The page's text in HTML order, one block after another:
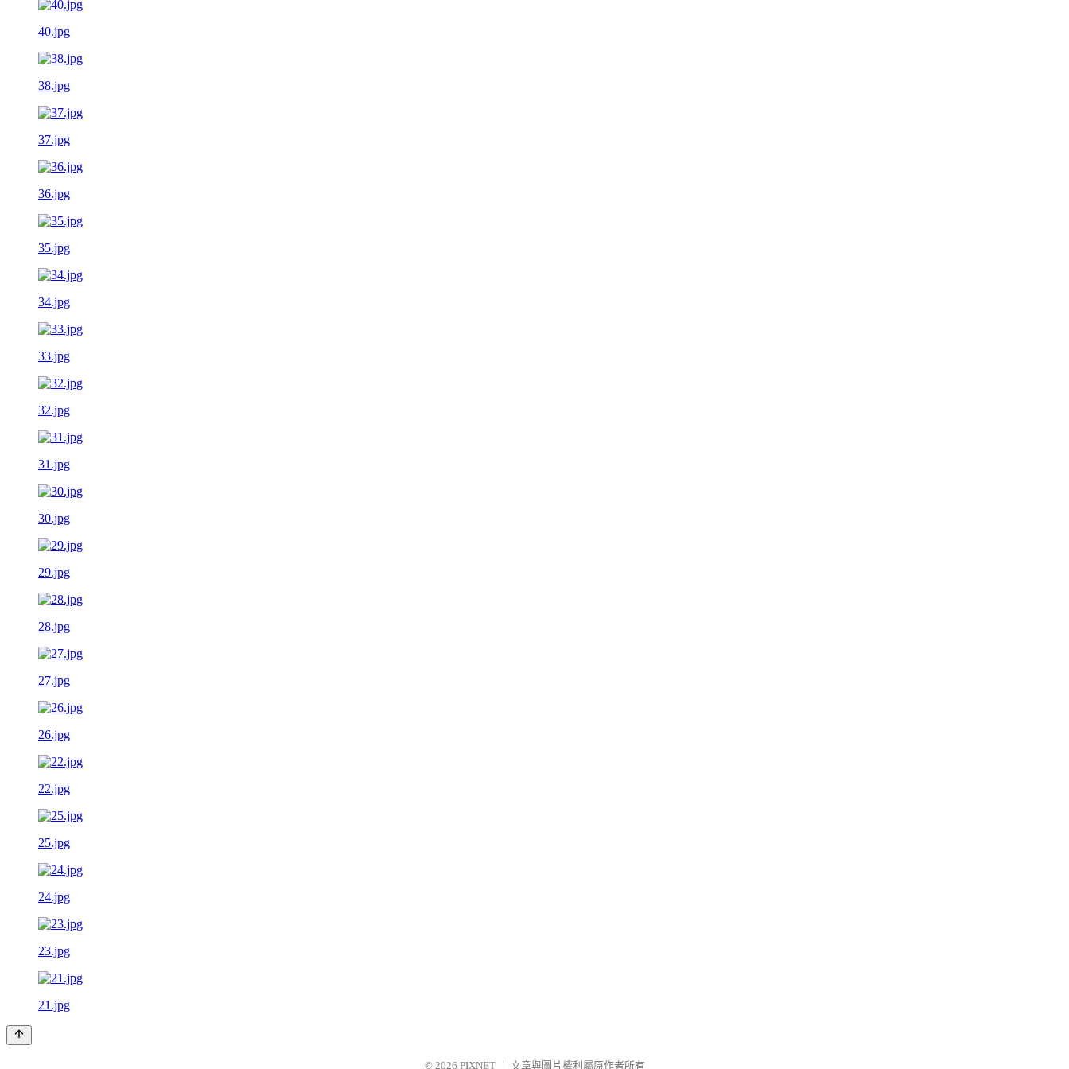
40.jpg
38.jpg
37.jpg
36.jpg
35.jpg
34.jpg
33.jpg
32.jpg
31.jpg
30.jpg
29.jpg
28.jpg
27.jpg
26.jpg
22.jpg
25.jpg
24.jpg
23.jpg
21.jpg
© 2026 PIXNET 文章與圖片權利屬原作者所有